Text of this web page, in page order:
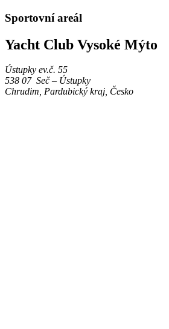
Sportovní areál
Yacht Club Vysoké Mýto
Ústupky ev.č. 55
538 07 Seč – Ústupky
Chrudim, Pardubický kraj, Česko